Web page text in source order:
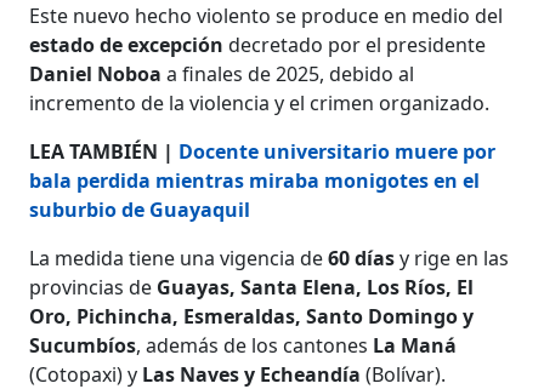
Este nuevo hecho violento se produce en medio del
estado de excepción decretado por el presidente
Daniel Noboa a finales de 2025, debido al
incremento de la violencia y el crimen organizado.
LEA TAMBIÉN | Docente universitario muere por
bala perdida mientras miraba monigotes en el
suburbio de Guayaquil
La medida tiene una vigencia de60 díasy rige en las
provincias de Guayas, Santa Elena, Los Ríos, El
Oro, Pichincha, Esmeraldas, Santo Domingo y
Sucumbíos, además de los cantones La Maná
(Cotopaxi) y Las Naves y Echeandía (Bolívar).